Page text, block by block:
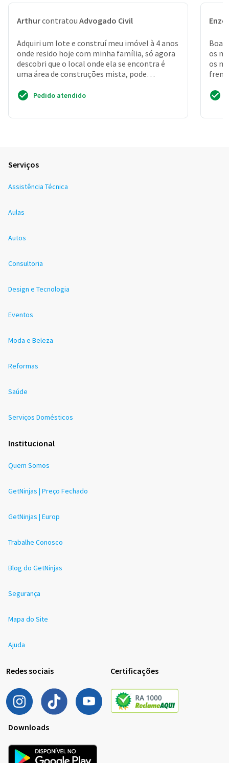
Arthurcontratou Advogado Civil
Adquiri um lote e construí meu imóvel à 4 anos
onde resido hoje com minha família, só agora
descobri que o local onde ela se encontra é
uma área de construções mista, pode
Pedido atendido
Enzo
Boa
os
os
Serviços
Assistência Técnica
Aulas
Autos
Consultoria
Design e Tecnologia
Eventos
Moda e Beleza
Reformas
Saúde
Serviços Domésticos
Institucional
Quem Somos
GetNinjas | Preço Fechado
GetNinjas | Europ
Trabalhe Conosco
Blog do GetNinjas
Segurança
Mapa do Site
Ajuda
Redes sociais Certificações
Downloads